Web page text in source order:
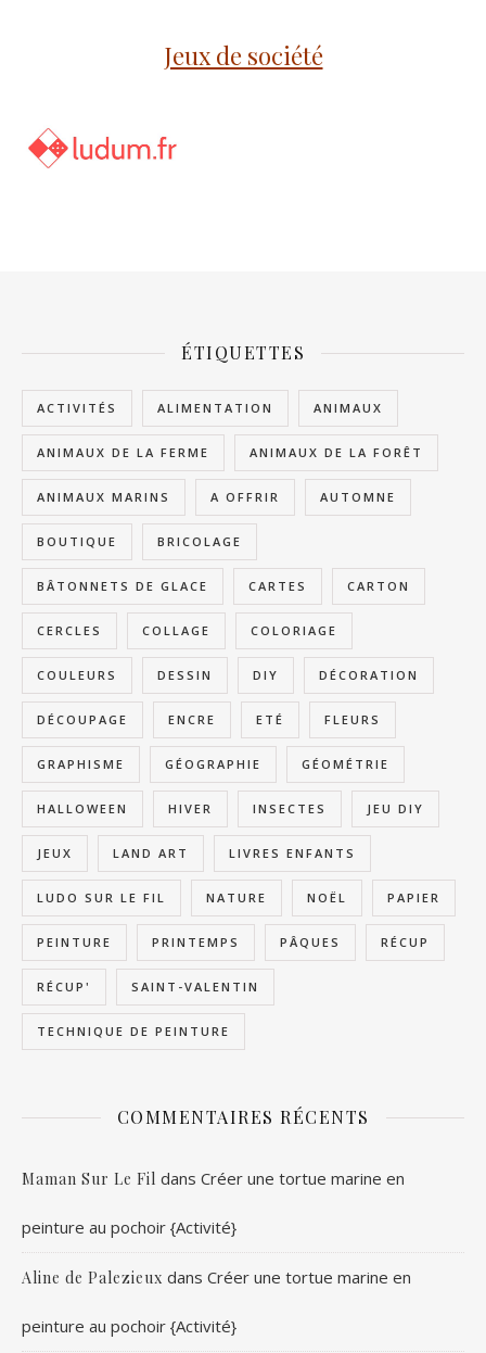
Jeux de société
ÉTIQUETTES
ACTIVITÉS ALIMENTATION ANIMAUX
ANIMAUX DE LA FERME ANIMAUX DE LA FORÊT
ANIMAUX MARINS A OFFRIR AUTOMNE
BOUTIQUE BRICOLAGE
BÂTONNETS DE GLACE CARTES CARTON
CERCLES COLLAGE COLORIAGE
COULEURS DESSIN DIY DÉCORATION
DÉCOUPAGE ENCRE ETÉ FLEURS
GRAPHISME GÉOGRAPHIE GÉOMÉTRIE
HALLOWEEN HIVER INSECTES JEU DIY
JEUX LAND ART LIVRES ENFANTS
LUDO SUR LE FIL NATURE NOËL PAPIER
PEINTURE PRINTEMPS PÂQUES RÉCUP
RÉCUP' SAINT-VALENTIN
TECHNIQUE DE PEINTURE
COMMENTAIRES RÉCENTS
Maman Sur Le Fil dans Créer une tortue marine en
peinture au pochoir {Activité}
Aline de Palezieux dans Créer une tortue marine en
peinture au pochoir {Activité}